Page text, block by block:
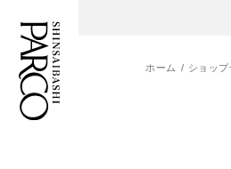
ホーム ショップ